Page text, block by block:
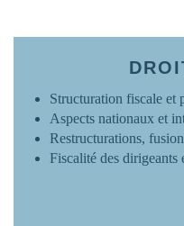
Structuration fiscale et
Aspects nationaux et
Restructurations,
Fiscalité des dirigeants